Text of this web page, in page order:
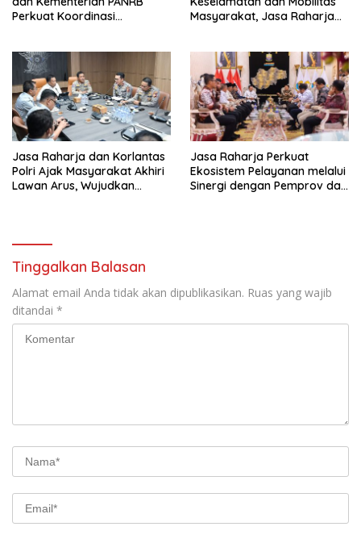
Perkuat Koordinasi
Masyarakat, Jasa Raharja
Awards 2026
Jasa Raharja dan Korlantas
Polri Ajak Masyarakat Akhiri
Lawan Arus, Wujudkan
Jasa Raharja Perkuat
Ekosistem Pelayanan melalui
Sinergi dengan Pemprov dan
Tinggalkan Balasan
Alamat email Anda tidak akan dipublikasikan. Ruas yang wajib
ditandai *